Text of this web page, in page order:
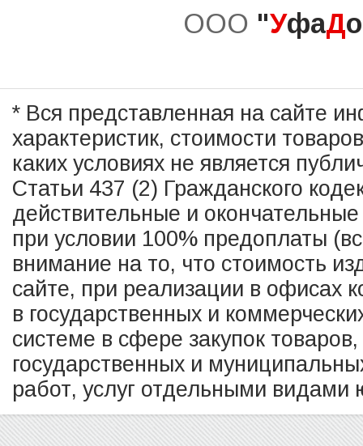
ООО "УфаД
* Вся представленная на сайте
характеристик, стоимости
каких условиях не является
Статьи 437 (2) Гражданского
действительные и
при условии 100% предоплаты
внимание на то, что стоимость
сайте, при реализации в офисах
в государственных и
системе в сфере закупок
государственных и
работ, услуг отдельными видами